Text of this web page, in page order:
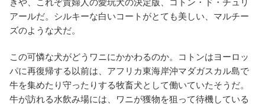
アールだ。シルキーな白いコートがとても美しい、マルチー
ズのような犬だ。
この可憐な犬がどうワニにかかわるのか。コトンはヨーロッ
パに再復帰する以前は、アフリカ東海岸沖マダガスカル島で
牛を集めたり守ったりする牧畜犬として働いていたそうだ。
牛が訪れる水飲み場には、ワニが獲物を狙って待機している